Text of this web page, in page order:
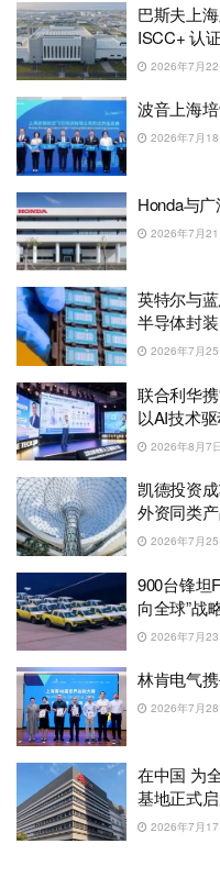
巴斯夫上
ISCC+ 认证
2026年7月22
波音上海
2026年7月18
Honda与
2026年7月21
英特尔与
半导体封装
2026年7月25
联合利华携
以AI技术
2026年8月7日
凯德投资
外资同类
2026年7月25
900台锋坦
向全球”战
2026年7月23
林肯电气
2026年7月28
在中国 为
基地正式
2026年7月17